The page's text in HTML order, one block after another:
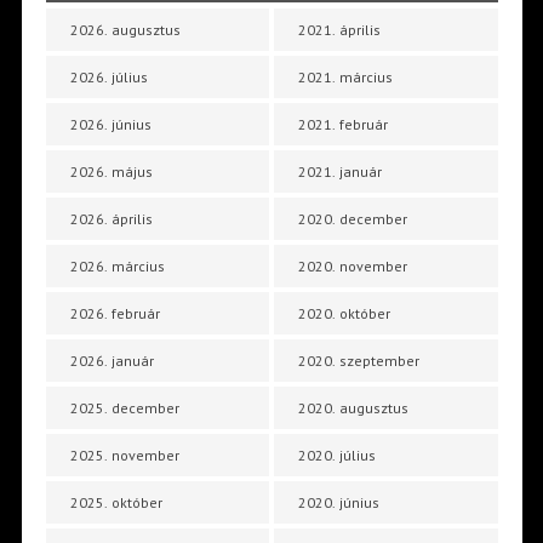
2026. augusztus
2026. július
2026. június
2026. május
2026. április
2026. március
2026. február
2026. január
2025. december
2025. november
2025. október
2021. április
2021. március
2021. február
2021. január
2020. december
2020. november
2020. október
2020. szeptember
2020. augusztus
2020. július
2020. június